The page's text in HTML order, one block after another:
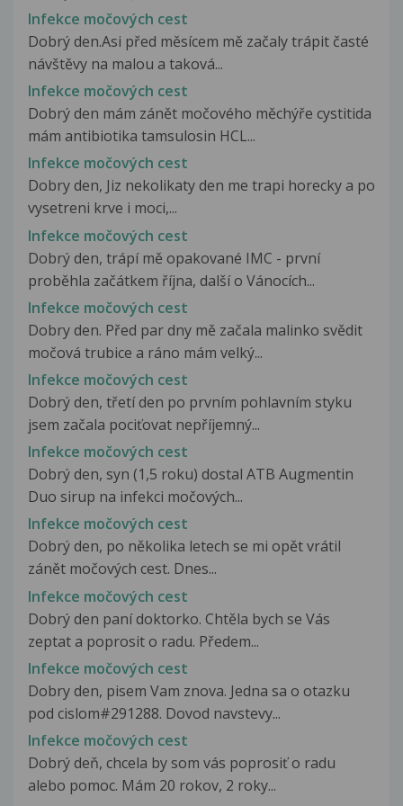
Infekce močových cest
Dobrý den.Asi před měsícem mě začaly trápit časté
návštěvy na malou a taková...
Infekce močových cest
Dobrý den mám zánět močového měchýře cystitida
mám antibiotika tamsulosin HCL...
Infekce močových cest
Dobry den, Jiz nekolikaty den me trapi horecky a po
vysetreni krve i moci,...
Infekce močových cest
Dobrý den, trápí mě opakované IMC - první
proběhla začátkem října, další o Vánocích...
Infekce močových cest
Dobry den. Před par dny mě začala malinko svědit
močová trubice a ráno mám velký...
Infekce močových cest
Dobrý den, třetí den po prvním pohlavním styku
jsem začala pociťovat nepříjemný...
Infekce močových cest
Dobrý den, syn (1,5 roku) dostal ATB Augmentin
Duo sirup na infekci močových...
Infekce močových cest
Dobrý den, po několika letech se mi opět vrátil
zánět močových cest. Dnes...
Infekce močových cest
Dobrý den paní doktorko. Chtěla bych se Vás
zeptat a poprosit o radu. Předem...
Infekce močových cest
Dobry den, pisem Vam znova. Jedna sa o otazku
pod cislom#291288. Dovod navstevy...
Infekce močových cest
Dobrý deň, chcela by som vás poprosiť o radu
alebo pomoc. Mám 20 rokov, 2 roky...